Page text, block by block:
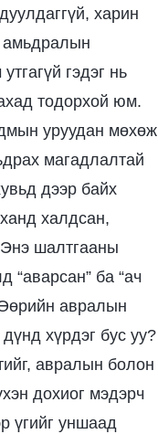
харин
амьдралын
гэдэг нь
тодорхой юм.
уруудан мөхөж
магадлалтай
дээр байх
халдсан,
шалтгааны
“аварсан” ба “ач
Өөрийн авралын
хүрдэг бус уу?
авралын болон
дохиог мэдэрч
үгийг уншаад